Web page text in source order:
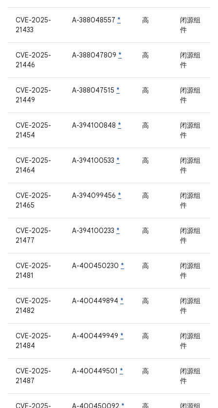
CVE-2025-
21433
A-388048557 * 高
闭源组
件
CVE-2025-
21446
A-388047809 * 高
闭源组
件
CVE-2025-
21449
A-388047515 * 高
闭源组
件
CVE-2025-
21454
A-394100848 * 高
闭源组
件
CVE-2025-
21464
A-394100533 * 高
闭源组
件
CVE-2025-
21465
A-394099456 * 高
闭源组
件
CVE-2025-
21477
A-394100233 * 高
闭源组
件
CVE-2025-
21481
A-400450230 * 高
闭源组
件
CVE-2025-
21482
A-400449894 * 高
闭源组
件
CVE-2025-
21484
A-400449949 * 高
闭源组
件
CVE-2025-
21487
A-400449501 * 高
闭源组
件
CVE-2025- A-400450092 * 高 闭源组